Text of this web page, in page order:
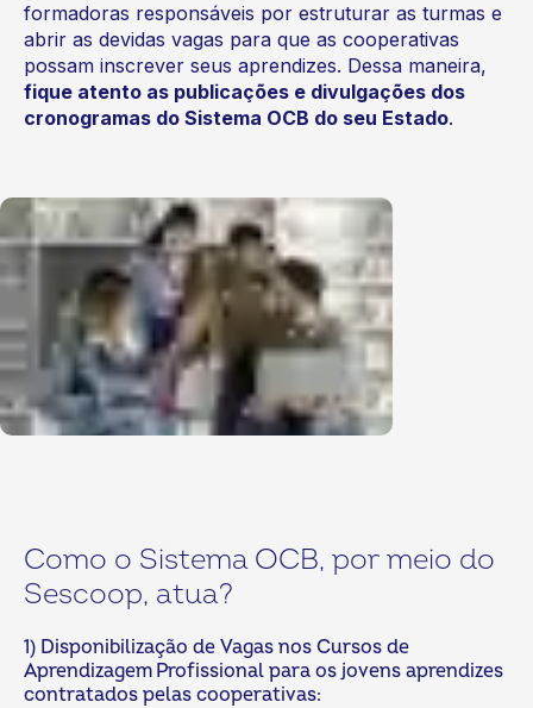
formadoras responsáveis por estruturar as turmas e
abrir as devidas vagas para que as cooperativas
possam inscrever seus aprendizes. Dessa maneira,
fique atento as publicações e divulgações dos
cronogramas do Sistema OCB do seu Estado.
Como o Sistema OCB, por meio do
Sescoop, atua?
1) Disponibilização de Vagas nos Cursos de
Aprendizagem Profissional para os jovens aprendizes
contratados pelas cooperativas: